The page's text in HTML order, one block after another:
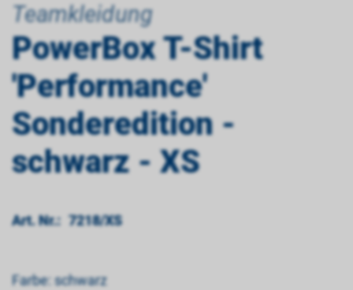
Teamkleidung
PowerBox T-Shirt
'Performance'
Sonderedition -
schwarz - XS
Art. Nr.: 7218/XS
Farbe: schwarz